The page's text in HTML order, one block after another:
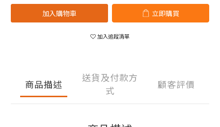
加入購物車 立即購買
加入追蹤清單
商品描述
送貨及付款方
式
顧客評價